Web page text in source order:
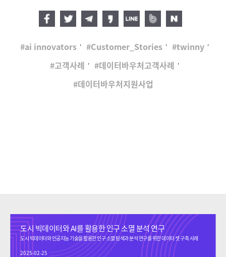
ai innovators Customer_Stories twinny
고객사례 데이터바우처고객사례
데이터바우처지원사업
도시 빅데이터와 AI를 활용한 인구 소멸 분석 연구
도시 빅데이터와 인공지능 기술을 활용한 인구 소멸 탐색과 분석 연구를 위한 데이터 셋 구축 사례
2025-02-25